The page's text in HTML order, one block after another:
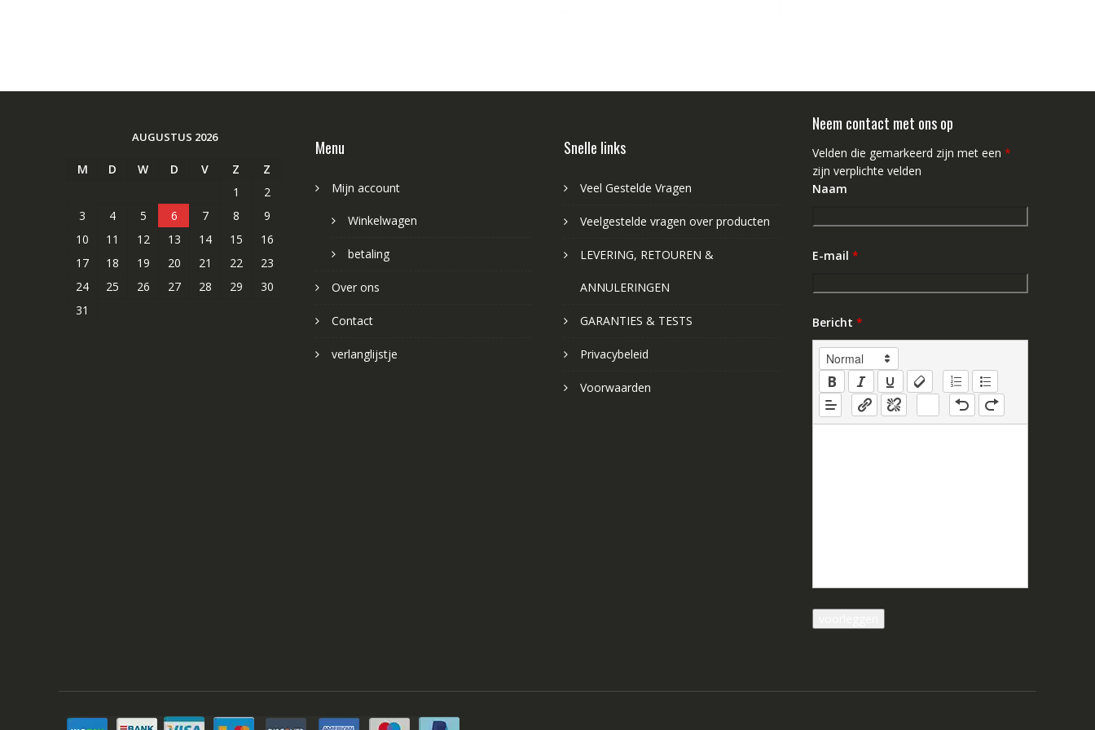
AUGUSTUS 2026
M D W D V Z
Z
1
2
3
4 5 6 7 8
9
10
11 12 13 14 15
16
17
18 19 20 21 22
23
24
25 26 27 28 29
30
31
Menu
Mijn account
Winkelwagen
betaling
Over ons
Contact
verlanglijstje
Snelle links
Veel Gestelde Vragen
Veelgestelde vragen over producten
LEVERING, RETOUREN &
ANNULERINGEN
GARANTIES & TESTS
Privacybeleid
Voorwaarden
Neem contact met ons op
Velden die gemarkeerd zijn met een *
zijn verplichte velden
Naam
E-mail *
Bericht *